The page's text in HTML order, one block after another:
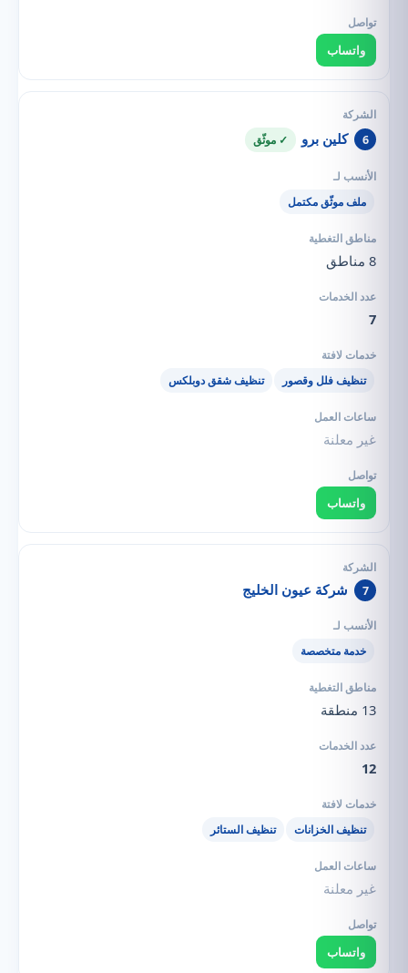
واتساب
6 كلين برو ✓ موثّق
ملف موثّق مكتمل
8 مناطق
7
تنظيف فلل وقصور تنظيف شقق دوبلكس
غير معلنة
واتساب
7 شركة عيون الخليج
خدمة متخصصة
13 منطقة
12
تنظيف الخزانات تنظيف الستائر
غير معلنة
واتساب